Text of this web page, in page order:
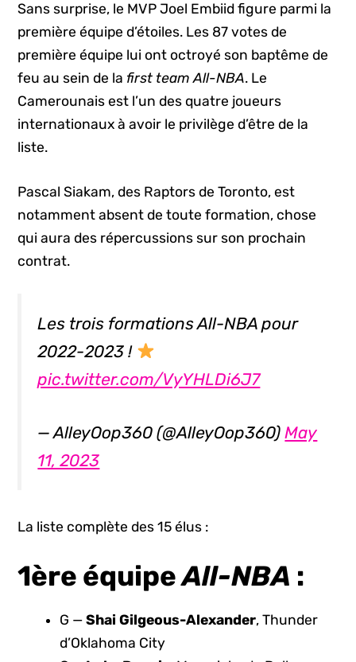
Sans surprise, le MVP Joel Embiid figure parmi la
première équipe d’étoiles. Les 87 votes de
première équipe lui ont octroyé son baptême de
feu au sein de la first team All-NBA. Le
Camerounais est l’un des quatre joueurs
internationaux à avoir le privilège d’être de la
liste.
Pascal Siakam, des Raptors de Toronto, est
notamment absent de toute formation, chose
qui aura des répercussions sur son prochain
contrat.
Les trois formations All-NBA pour
2022-2023 !
pic.twitter.com/VyYHLDi6J7
— AlleyOop360 (@AlleyOop360)May
11, 2023
La liste complète des 15 élus :
1ère équipeAll-NBA :
G —Shai Gilgeous-Alexander, Thunder
d’Oklahoma City